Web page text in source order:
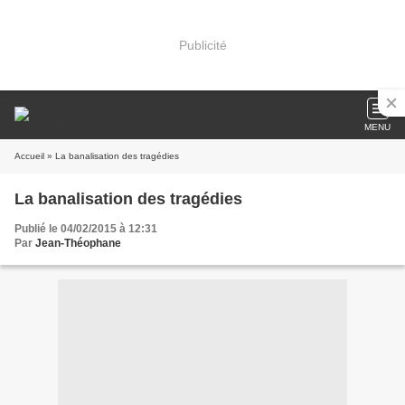
Publicité
MENU
Accueil » La banalisation des tragédies
La banalisation des tragédies
Publié le 04/02/2015 à 12:31
Par Jean-Théophane